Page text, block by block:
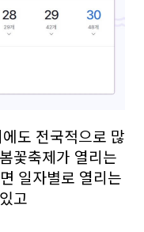
도 전국적으로 많
꽃축제가 열리는
일자별로 열리는
고